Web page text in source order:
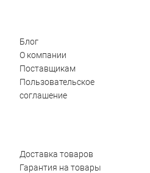
Блог
О компании
Поставщикам
Пользовательское
соглашение
Доставка товаров
Гарантия на товары